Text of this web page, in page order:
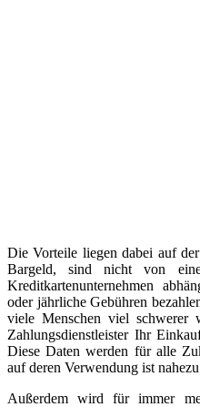
Die Vorteile liegen dabei auf
Bargeld, sind nicht von
Kreditkartenunternehmen
oder jährliche Gebühren
viele Menschen viel schwerer
Zahlungsdienstleister Ihr
Diese Daten werden für alle
auf deren Verwendung ist
Außerdem wird für immer